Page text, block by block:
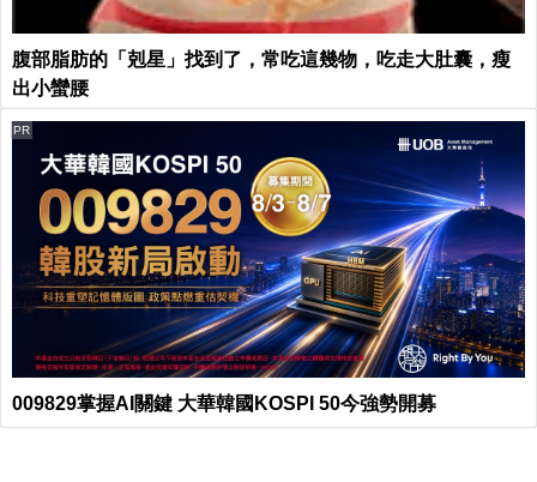
腹部脂肪的「剋星」找到了，常吃這幾物，吃走大肚囊，瘦
出小蠻腰
009829掌握AI關鍵 大華韓國KOSPI 50今強勢開募
PR